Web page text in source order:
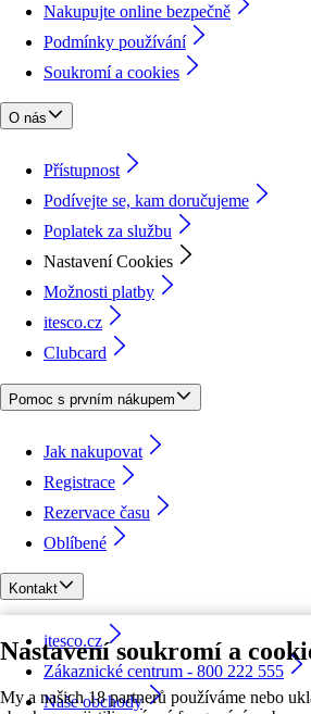
Nastavení soukromí a
My a našich 18 partnerů používáme nebo
Nakupujte online bezpečně
Podmínky používání
Soukromí a cookies
O nás
Přístupnost
Podívejte se, kam doručujeme
Poplatek za službu
Nastavení Cookies
Možnosti platby
itesco.cz
Clubcard
Pomoc s prvním nákupem
Jak nakupovat
Registrace
Rezervace času
Oblíbené
Kontakt
itesco.cz
Zákaznické centrum - 800 222 555
Naše obchody